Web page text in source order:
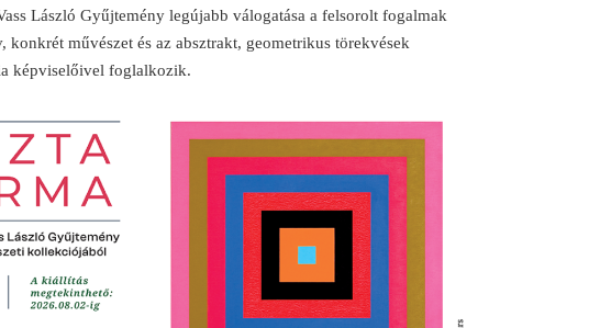
László Gyűjtemény legújabb válogatása a felsorolt fogalmak
konkrét művészet és az absztrakt, geometrikus törekvések
képviselőivel foglalkozik.